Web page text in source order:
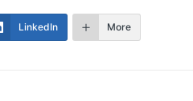
LinkedIn More